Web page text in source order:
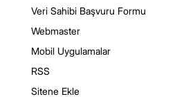
Veri Sahibi Başvuru Formu
Webmaster
Mobil Uygulamalar
RSS
Sitene Ekle